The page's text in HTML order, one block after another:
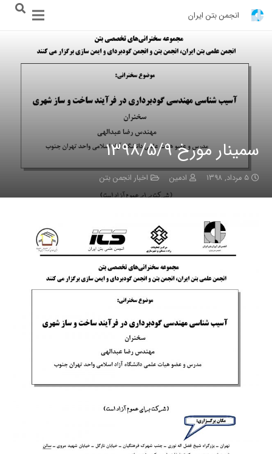
انجمن بتن ایران
سمینار مورخ 1398/5/9
۵ مرداد, ۱۳۹۸ ادمین اخبار انجمن بتن